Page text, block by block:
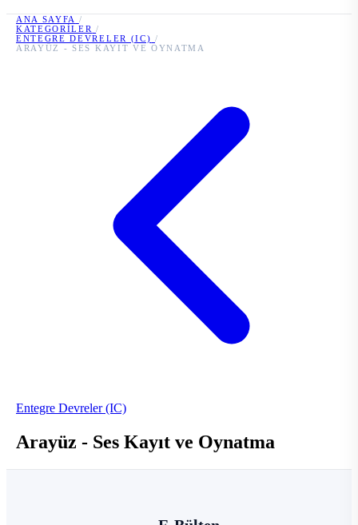
ANA SAYFA /
KATEGORILER /
ENTEGRE DEVRELER (IC) /
ARAYÜZ - SES KAYIT VE OYNATMA
Entegre Devreler (IC)
Arayüz - Ses Kayıt ve Oynatma